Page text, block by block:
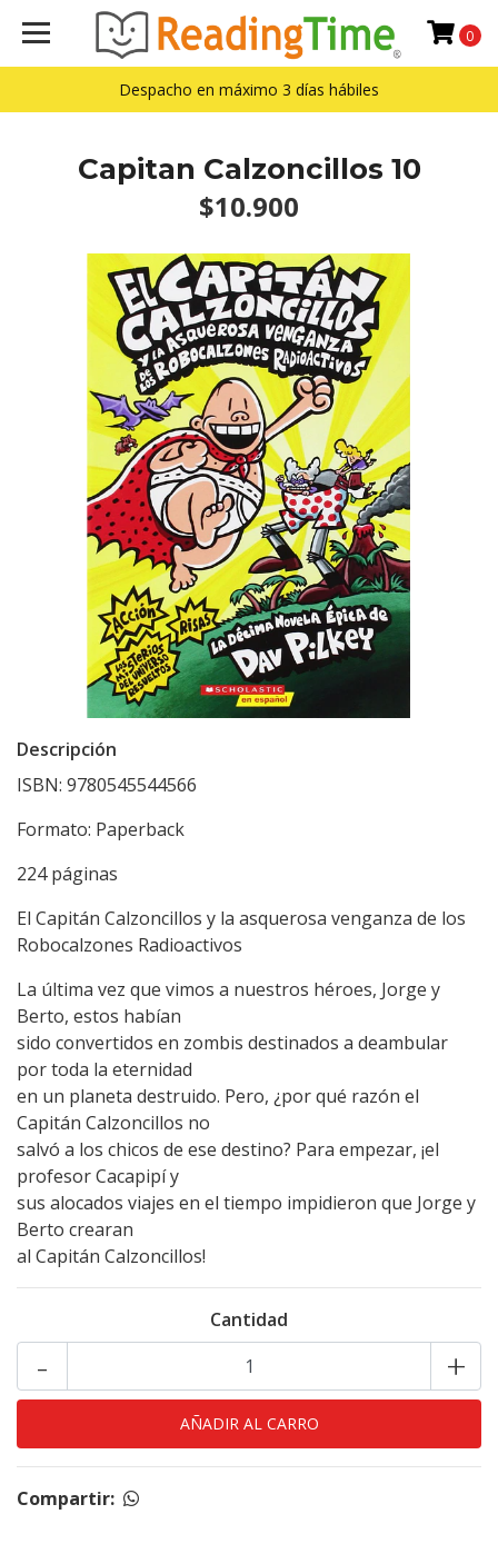
Despacho en máximo 3 días hábiles
0
Capitan Calzoncillos 10
$10.900
Descripción
ISBN: 9780545544566
Formato: Paperback
224 páginas
El Capitán Calzoncillos y la asquerosa venganza de los
Robocalzones Radioactivos
La última vez que vimos a nuestros héroes, Jorge y
Berto, estos habían
sido convertidos en zombis destinados a deambular
por toda la eternidad
en un planeta destruido. Pero, ¿por qué razón el
Capitán Calzoncillos no
salvó a los chicos de ese destino? Para empezar, ¡el
profesor Cacapipí y
sus alocados viajes en el tiempo impidieron que Jorge y
Berto crearan
al Capitán Calzoncillos!
Cantidad
+
-
Compartir: